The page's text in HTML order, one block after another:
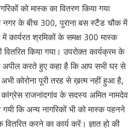
को मास्क का वितरण किया गया
के बीच 300, पुराना बस स्टैंड चौक में
कार्यरत श्रमिकों के समक्ष 300 मास्क
वितरित किया गया। उपरोक्त कार्यक्रम के
अपील करते हुए कहा है कि आप सभी घर से
कोरोना पूरी तरह से ख़त्म नहीं हुआ है,
राजनांदगांव के सदस्य अमित नामदेव
गयी कि अन्य नागरिकों भी को मास्क पहनने
करने का कार्य करें। ज्ञात हो की